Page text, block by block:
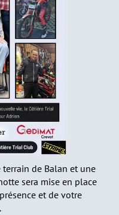
terrain de Balan et une
sera mise en place
et de votre